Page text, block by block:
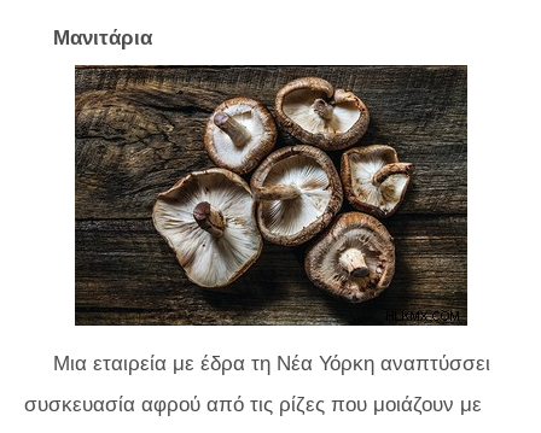
Μανιτάρια
Μια εταιρεία με έδρα τη Νέα Υόρκη αναπτύσσει
συσκευασία αφρού από τις ρίζες που μοιάζουν με